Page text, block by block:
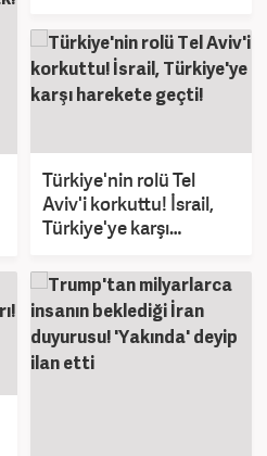
Türkiye'nin rolü Tel
Aviv'i korkuttu! İsrail,
Türkiye'ye karşı